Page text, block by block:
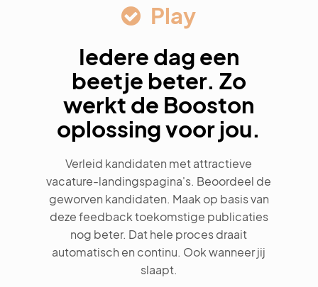
Play
Iedere dag een
beetje beter. Zo
werkt de Booston
oplossing voor jou.
Verleid kandidaten met attractieve
vacature-landingspagina's. Beoordeel de
geworven kandidaten. Maak op basis van
deze feedback toekomstige publicaties
nog beter. Dat hele proces draait
automatisch en continu. Ook wanneer jij
slaapt.